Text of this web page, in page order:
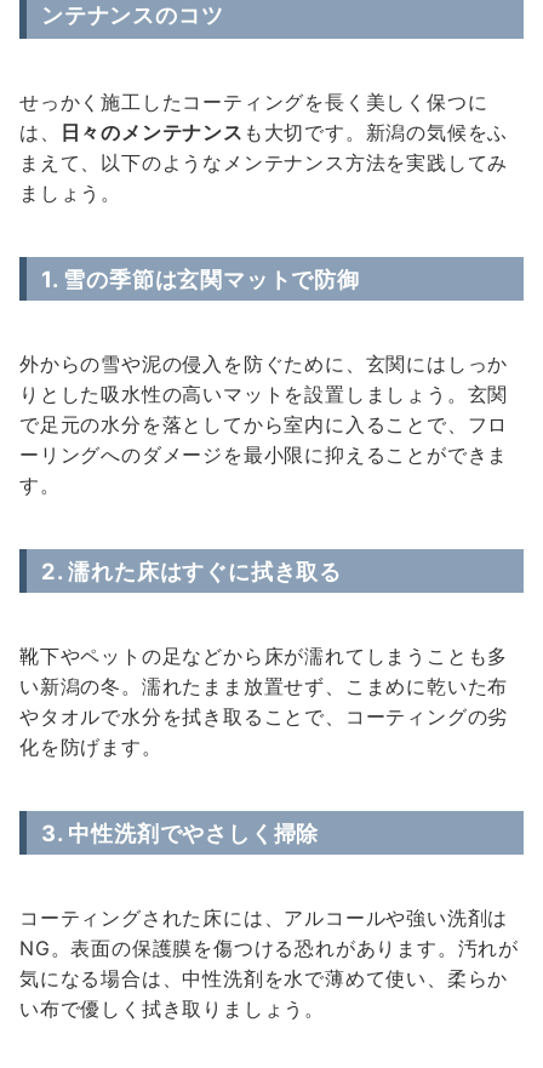
ンテナンスのコツ
せっかく施工したコーティングを長く美しく保つに
は、
日々のメンテナンス も大切です。新潟の気候をふ
まえて、以下のようなメンテナンス方法を実践してみ
ましょう。
1. 雪の季節は玄関マットで防御
外からの雪や泥の侵入を防ぐために、玄関にはしっか
りとした吸水性の高いマットを設置しましょう。玄関
で足元の水分を落としてから室内に入ることで、フロ
ーリングへのダメージを最小限に抑えることができま
す。
2. 濡れた床はすぐに拭き取る
靴下やペットの足などから床が濡れてしまうことも多
い新潟の冬。濡れたまま放置せず、こまめに乾いた布
やタオルで水分を拭き取ることで、コーティングの劣
化を防げます。
3. 中性洗剤でやさしく掃除
コーティングされた床には、アルコールや強い洗剤は
NG。表面の保護膜を傷つける恐れがあります。汚れが
気になる場合は、中性洗剤を水で薄めて使い、柔らか
い布で優しく拭き取りましょう。